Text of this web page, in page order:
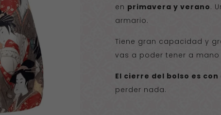
en primavera y verano.
armario.
Tiene gran capacidad y
vas a poder tener a
El cierre del bolso es
perder nada.